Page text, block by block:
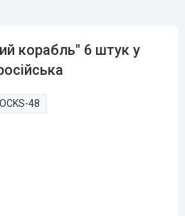
корабль" 6 штук у
48